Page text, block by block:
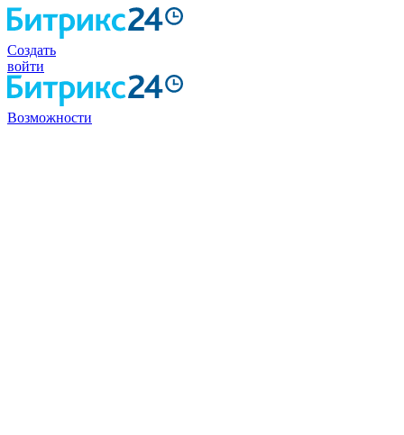
Создать
войти
Возможности